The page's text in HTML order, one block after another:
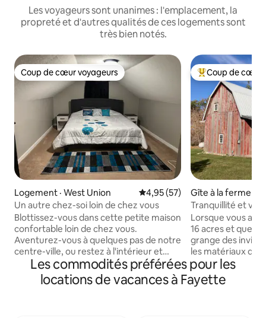
Les voyageurs sont unanimes : l'emplacement, la
propreté et d'autres qualités de ces logements sont
très bien notés.
Coup de cœur voyageurs
Coup de cœur voyageurs
Logement · West Union Note moyenne de 4,95 sur 5,
4,95 (57)
Un autre chez-soi loin de chez vous
Blottissez-vous dans cette petite maison
confortable loin de chez vous.
Aventurez-vous à quelques pas de notre
centre-ville, ou restez à l'intérieur et
détendez-vous. Profitez d'une
promenade panoramique depuis cet
emplacement central pour visiter les
Coup de cœur
Coup de cœur
Gîte à la ferme ·
Tranquillité et
grange des
Lorsque vous
16 acres et que
grange des
les matériaux de
été récupérés
silo à maïs à
bâtiments ont été
Les commodités préférées pour les
locations de vacances à Fayette